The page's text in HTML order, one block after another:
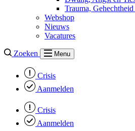
Trauma,
Webshop
Nieuws
Vacatures
Zoeken Menu
Crisis
Aanmelden
Crisis
Aanmelden